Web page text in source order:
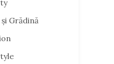
și Grădină